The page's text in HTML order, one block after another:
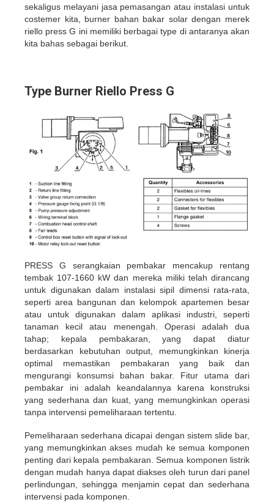
sekaligus melayani jasa pemasangan atau instalasi untuk
costemer kita, burner bahan bakar solar dengan merek
riello press G ini memiliki berbagai type di antaranya akan
kita bahas sebagai berikut.
Type Burner Riello Press G
PRESS G serangkaian pembakar mencakup rentang
tembak 107-1660 kW dan mereka miliki telah dirancang
untuk digunakan dalam instalasi sipil dimensi rata-rata,
seperti area bangunan dan kelompok apartemen besar
atau untuk digunakan dalam aplikasi industri, seperti
tanaman kecil atau menengah. Operasi adalah dua
tahap; kepala pembakaran, yang dapat diatur
berdasarkan kebutuhan output, memungkinkan kinerja
optimal memastikan pembakaran yang baik dan
mengurangi konsumsi bahan bakar. Fitur utama dari
pembakar ini adalah keandalannya karena konstruksi
yang sederhana dan kuat, yang memungkinkan operasi
tanpa intervensi pemeliharaan tertentu.
Pemeliharaan sederhana dicapai dengan sistem slide bar,
yang memungkinkan akses mudah ke semua komponen
penting dari kepala pembakaran. Semua komponen listrik
dengan mudah hanya dapat diakses oleh turun dari panel
perlindungan, sehingga menjamin cepat dan sederhana
intervensi pada komponen.